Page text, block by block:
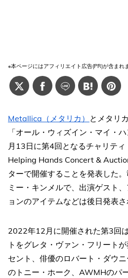
※本ページにはアフィリエイト広告(PR)が含まれ
Metallica（メタリカ） とメタリ
「オール・ウィズイン・マイ・
月13日に第4回となるチャリテ
Helping Hands Concert &
ターで開催することを発表した
ミー・キンメルで、出演ゲスト
ョンのアイテムなどは後日発表さ
2022年12月に開催された第3回
トをグレタ・ヴァン・フリート
セント、俳優のロバート・ダウ
のトニー・ホーク、AWMHのパ